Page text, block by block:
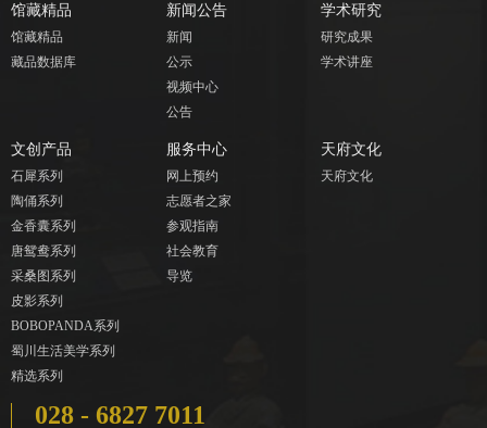
馆藏精品
馆藏精品
藏品数据库
新闻公告
新闻
公示
视频中心
公告
学术研究
研究成果
学术讲座
文创产品
石犀系列
陶俑系列
金香囊系列
唐鸳鸯系列
采桑图系列
皮影系列
BOBOPANDA系列
蜀川生活美学系列
精选系列
服务中心
网上预约
志愿者之家
参观指南
社会教育
导览
天府文化
天府文化
028 - 6827 7011